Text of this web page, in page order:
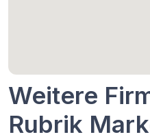
Weitere
Rubrik